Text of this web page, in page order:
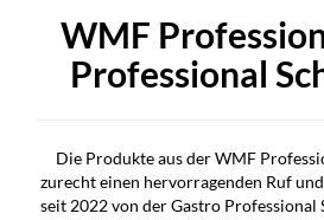
WMF
Professional
Die Produkte aus der WMF
zurecht einen hervorragenden Ruf
seit 2022 von der Gastro Professional